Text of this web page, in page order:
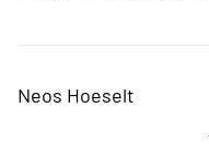
Neos Hoeselt